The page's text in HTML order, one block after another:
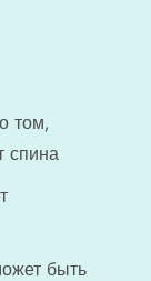
том,
спина
быть